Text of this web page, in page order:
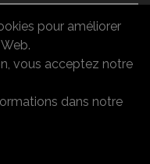
pour améliorer
vous acceptez notre
dans notre